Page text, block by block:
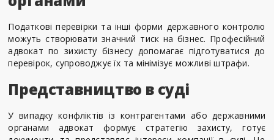
Податкові перевірки та інші форми державного контролю
можуть створювати значний тиск на бізнес. Професійний
адвокат по зихисту бізнесу допомагає підготуватися до
перевірок, супроводжує їх та мінімізує можливі штрафи.
Представництво в суді
У випадку конфліктів із контрагентами або державними
органами адвокат формує стратегію захисту, готує